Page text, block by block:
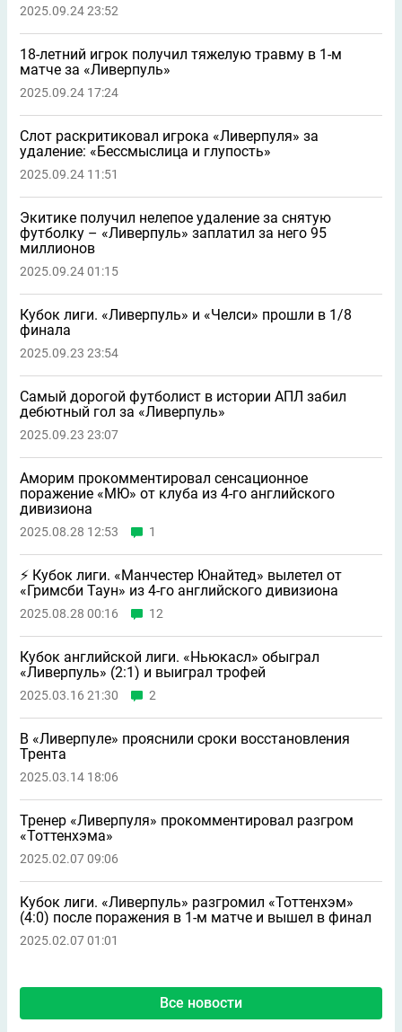
2025.09.24 23:52
18-летний игрок получил тяжелую травму в 1-м
матче за «Ливерпуль»
2025.09.24 17:24
Слот раскритиковал игрока «Ливерпуля» за
удаление: «Бессмыслица и глупость»
2025.09.24 11:51
Экитике получил нелепое удаление за снятую
футболку – «Ливерпуль» заплатил за него 95
миллионов
2025.09.24 01:15
Кубок лиги. «Ливерпуль» и «Челси» прошли в 1/8
финала
2025.09.23 23:54
Самый дорогой футболист в истории АПЛ забил
дебютный гол за «Ливерпуль»
2025.09.23 23:07
Аморим прокомментировал сенсационное
поражение «МЮ» от клуба из 4-го английского
дивизиона
2025.08.28 12:53 1
⚡️ Кубок лиги. «Манчестер Юнайтед» вылетел от
«Гримсби Таун» из 4-го английского дивизиона
2025.08.28 00:16 12
Кубок английской лиги. «Ньюкасл» обыграл
«Ливерпуль» (2:1) и выиграл трофей
2025.03.16 21:30 2
В «Ливерпуле» прояснили сроки восстановления
Трента
2025.03.14 18:06
Тренер «Ливерпуля» прокомментировал разгром
«Тоттенхэма»
2025.02.07 09:06
Кубок лиги. «Ливерпуль» разгромил «Тоттенхэм»
(4:0) после поражения в 1-м матче и вышел в финал
2025.02.07 01:01
Все новости